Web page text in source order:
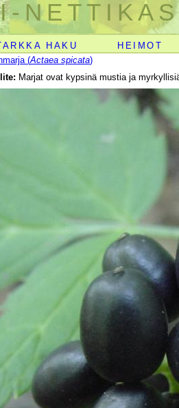
HAKU
HEIMOT
(Actaea spicata)
Marjat ovat kypsinä mustia ja